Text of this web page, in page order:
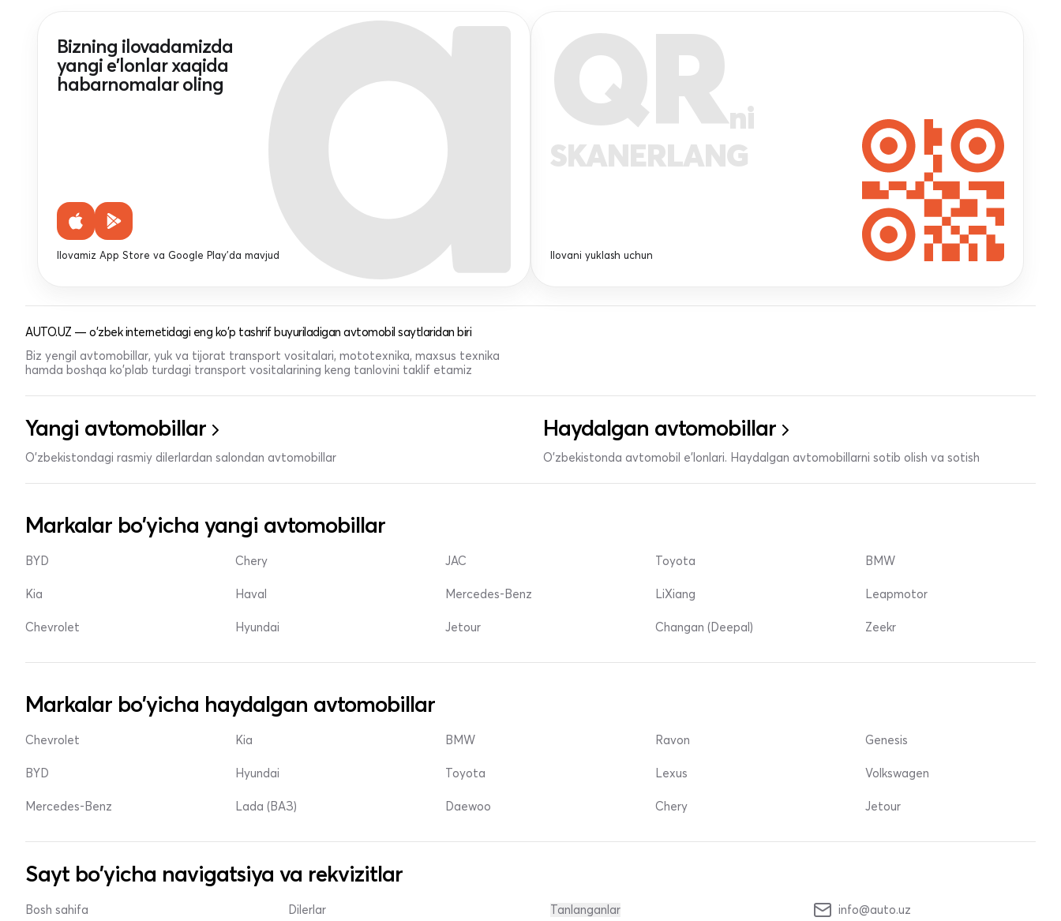
Bizning ilovadamizda
yangi e'lonlar xaqida
habarnomalar oling
Ilovamiz App Store va Google Play'da mavjud
QRni
SKANERLANG
Ilovani yuklash uchun
AUTO.UZ — o'zbek internetidagi eng ko'p tashrif buyuriladigan avtomobil saytlaridan biri
Biz yengil avtomobillar, yuk va tijorat transport vositalari, mototexnika, maxsus texnika
hamda boshqa ko'plab turdagi transport vositalarining keng tanlovini taklif etamiz
Yangi avtomobillar
O'zbekistondagi rasmiy dilerlardan salondan avtomobillar
Haydalgan avtomobillar
O'zbekistonda avtomobil e’lonlari. Haydalgan avtomobillarni sotib olish va sotish
Markalar bo'yicha yangi avtomobillar
BYD
Kia
Chevrolet
Chery
Haval
Hyundai
JAC
Mercedes-Benz
Jetour
Toyota
LiXiang
Changan (Deepal)
BMW
Leapmotor
Zeekr
Markalar bo'yicha haydalgan avtomobillar
Chevrolet
BYD
Mercedes-Benz
Kia
Hyundai
Lada (ВАЗ)
BMW
Toyota
Daewoo
Ravon
Lexus
Chery
Genesis
Volkswagen
Jetour
Sayt bo'yicha navigatsiya va rekvizitlar
Bosh sahifa Dilerlar Tanlanganlar info@auto.uz